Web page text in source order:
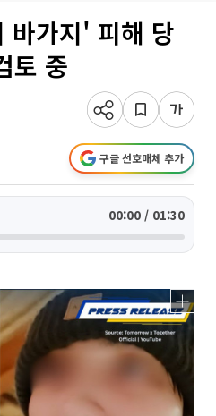
바가지' 피해 당
토 중
구글 선호매체 추가
00:00 / 01:30